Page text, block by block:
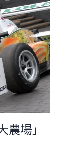
場」